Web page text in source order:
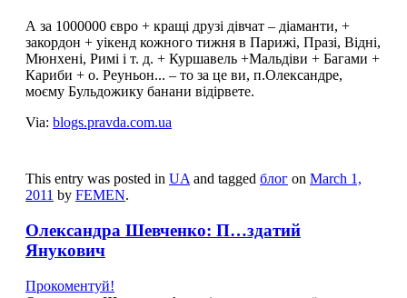
А за 1000000 євро + кращі друзі дівчат – діаманти, +
закордон + уікенд кожного тижня в Парижі, Празі, Відні,
Мюнхені, Римі і т. д. + Куршавель +Мальдіви + Багами +
Кариби + о. Реуньон... – то за це ви, п.Олександре,
моєму Бульдожику банани відірвете.
Via: blogs.pravda.com.ua
This entry was posted in UAand tagged блог on March 1,
2011 by FEMEN.
Олександра Шевченко: П…здатий
Янукович
Прокоментуй!